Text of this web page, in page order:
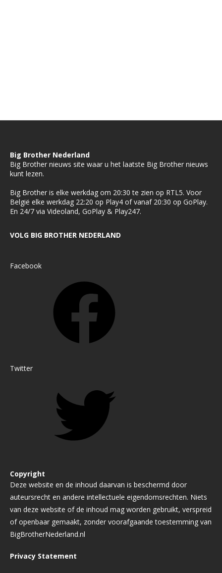
Big Brother Nederland
Big Brother nieuws site waar u het laatste Big Brother nieuws
kunt lezen.
Big Brother is elke werkdag om 20:30 te zien op RTL5. Voor
België elke werkdag 22:20 op Play4 of vanaf 20:30 op GoPlay.
En 24/7 via Videoland, GoPlay & Play247.
VOLG BIG BROTHER NEDERLAND
Facebook
Twitter
Copyright
Deze website en de inhoud daarvan is beschermd door
auteursrecht en andere intellectuele eigendomsrechten. Niets
van deze website of de inhoud mag worden gebruikt, verspreid
of openbaar gemaakt, zonder voorafgaande toestemming van
BigBrotherNederland.nl
Privacy Statement